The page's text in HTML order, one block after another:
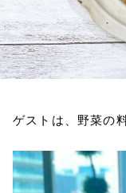
ゲストは、野菜の